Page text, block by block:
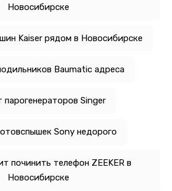
Новосибирске
Kaiser рядом в Новосибирске
Baumatic адреса
парогенераторов Singer
Sony недорого
починить телефон ZEEKER в
Новосибирске